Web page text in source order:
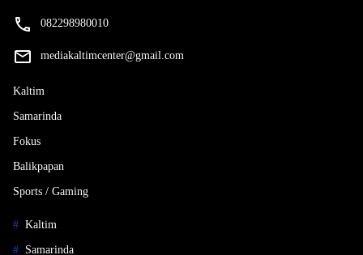
082298980010
mediakaltimcenter@gmail.com
Kaltim
Samarinda
Fokus
Balikpapan
Sports / Gaming
Kaltim
Samarinda